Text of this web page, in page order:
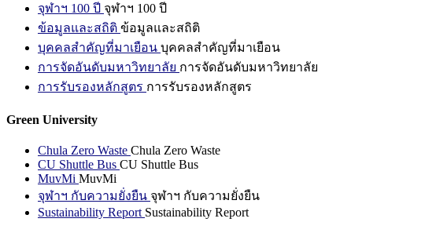
จุฬาฯ 100 ปี จุฬาฯ 100 ปี
ข้อมูลและสถิติ ข้อมูลและสถิติ
บุคคลสำคัญที่มาเยือน บุคคลสำคัญที่มาเยือน
การจัดอันดับมหาวิทยาลัย การจัดอันดับมหาวิทยาลัย
การรับรองหลักสูตร การรับรองหลักสูตร
Green University
Chula Zero Waste Chula Zero Waste
CU Shuttle Bus CU Shuttle Bus
MuvMi MuvMi
จุฬาฯ กับความยั่งยืน จุฬาฯ กับความยั่งยืน
Sustainability Report Sustainability Report